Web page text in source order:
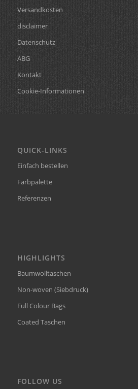
Versandkosten
disclaimer
Datenschutz
ABG
Kontakt
Cookie-Informationen
QUICK-LINKS
Einfach bestellen
Farbpalette
Referenzen
HIGHLIGHTS
Baumwolltaschen
Non-woven (Siebdruck)
Full Colour Bags
Coated Taschen
FOLLOW US